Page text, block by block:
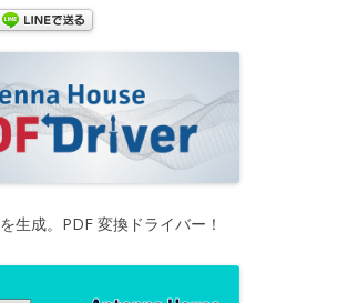
生成。PDF 変換ドライバー！